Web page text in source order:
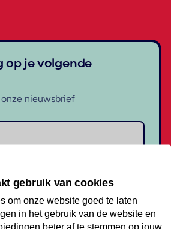
op je volgende
nieuwsbrief
gebruik van cookies
om onze website goed te laten
in het gebruik van de website en
beter af te stemmen op jouw